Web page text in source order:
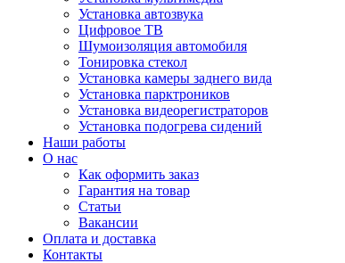
Установка автозвука
Цифровое ТВ
Шумоизоляция автомобиля
Тонировка стекол
Установка камеры заднего вида
Установка парктроников
Установка видеорегистраторов
Установка подогрева сидений
Наши работы
О нас
Как оформить заказ
Гарантия на товар
Статьи
Вакансии
Оплата и доставка
Контакты